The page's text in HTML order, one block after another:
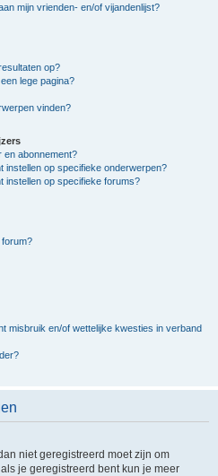
mijn vrienden- en/of vijandenlijst?
op?
lege pagina?
vinden?
en abonnement?
instellen op specifieke onderwerpen?
instellen op specifieke forums?
forum?
misbruik en/of wettelijke kwesties in verband
niet geregistreerd moet zijn om
je geregistreerd bent kun je meer